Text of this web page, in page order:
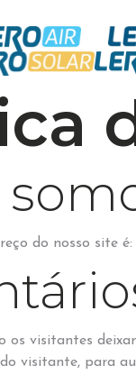
do nosso site
os visitantes
visitante, para